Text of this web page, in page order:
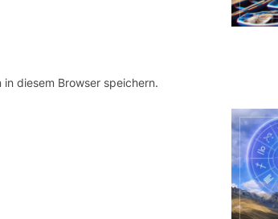
diesem Browser speichern.